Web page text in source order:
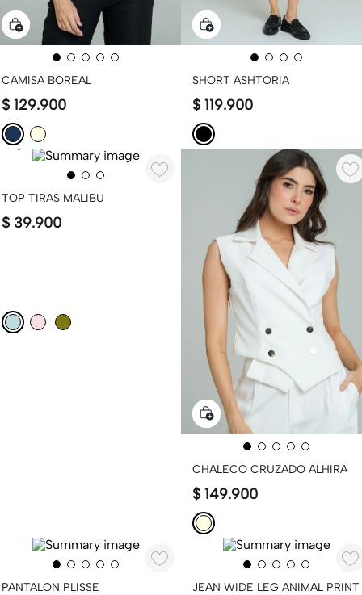
CAMISA BOREAL
$ 129.900
SHORT ASHTORIA
$ 119.900
TOP TIRAS MALIBU
$ 39.900
CHALECO CRUZADO ALHIRA
$ 149.900
PANTALON PLISSE JEAN WIDE LEG ANIMAL PRINT